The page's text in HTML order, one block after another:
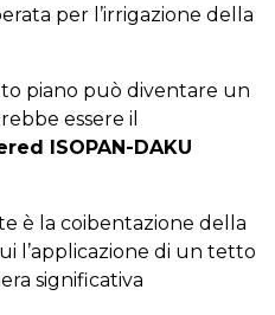
per l’irrigazione della
piano può diventare un
essere il
ISOPAN-DAKU
è la coibentazione della
l’applicazione di un tetto
significativa